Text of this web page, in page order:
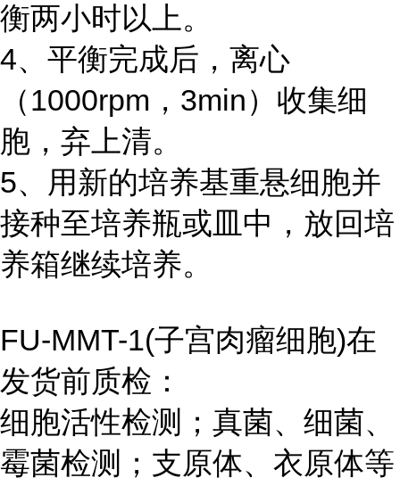
衡两小时以上。
4、平衡完成后，离心
（1000rpm，3min）收集细
胞，弃上清。
5、用新的培养基重悬细胞并
接种至培养瓶或皿中，放回培
养箱继续培养。
FU-MMT-1(子宫肉瘤细胞)在
发货前质检：
细胞活性检测；真菌、细菌、
霉菌检测；支原体、衣原体等